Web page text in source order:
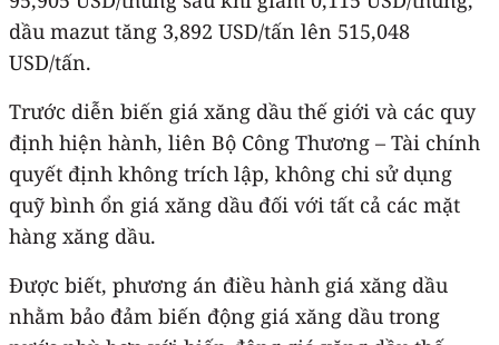
dầu mazut tăng 3,892 USD/tấn lên 515,048
USD/tấn.
Trước diễn biến giá xăng dầu thế giới và các quy
định hiện hành, liên Bộ Công Thương – Tài chính
quyết định không trích lập, không chi sử dụng
quỹ bình ổn giá xăng dầu đối với tất cả các mặt
hàng xăng dầu.
Được biết, phương án điều hành giá xăng dầu
nhằm bảo đảm biến động giá xăng dầu trong